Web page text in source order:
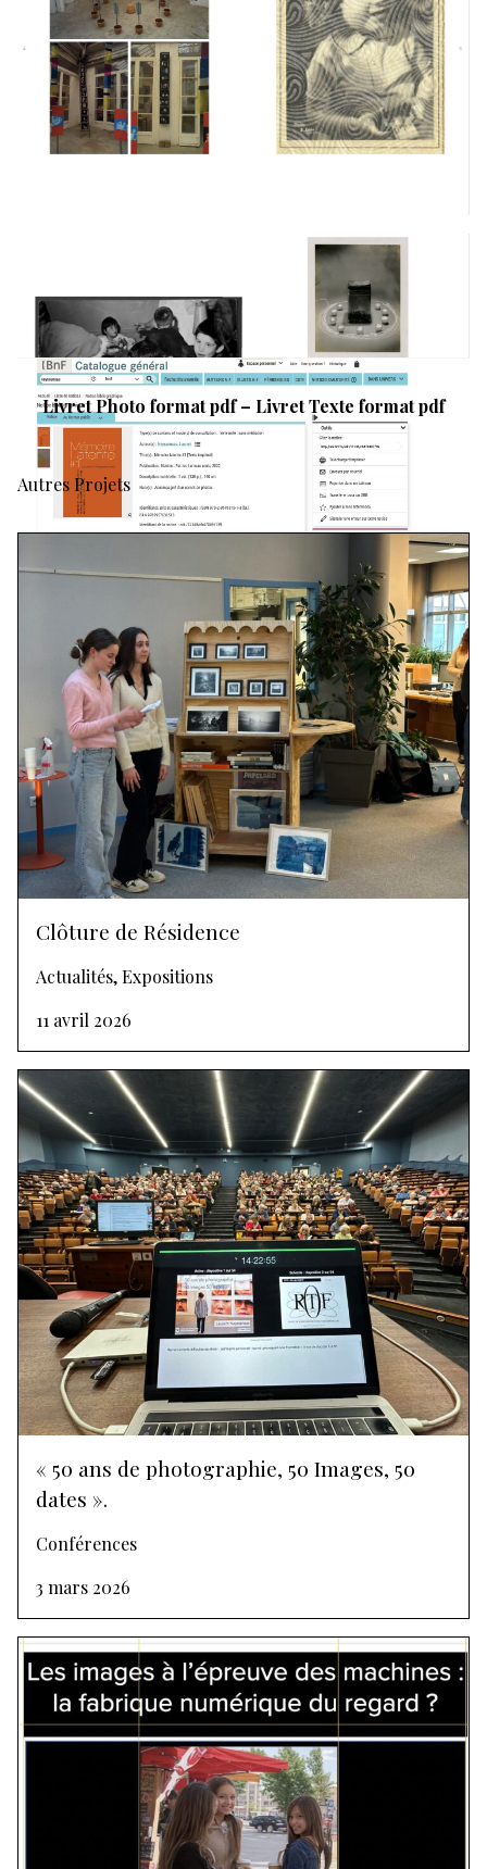
Livret Photo format pdf – Livret Texte format pdf
Autres Projets
Clôture de Résidence
Actualités, Expositions
11 avril 2026
« 50 ans de photographie, 50 Images, 50
dates ».
Conférences
3 mars 2026